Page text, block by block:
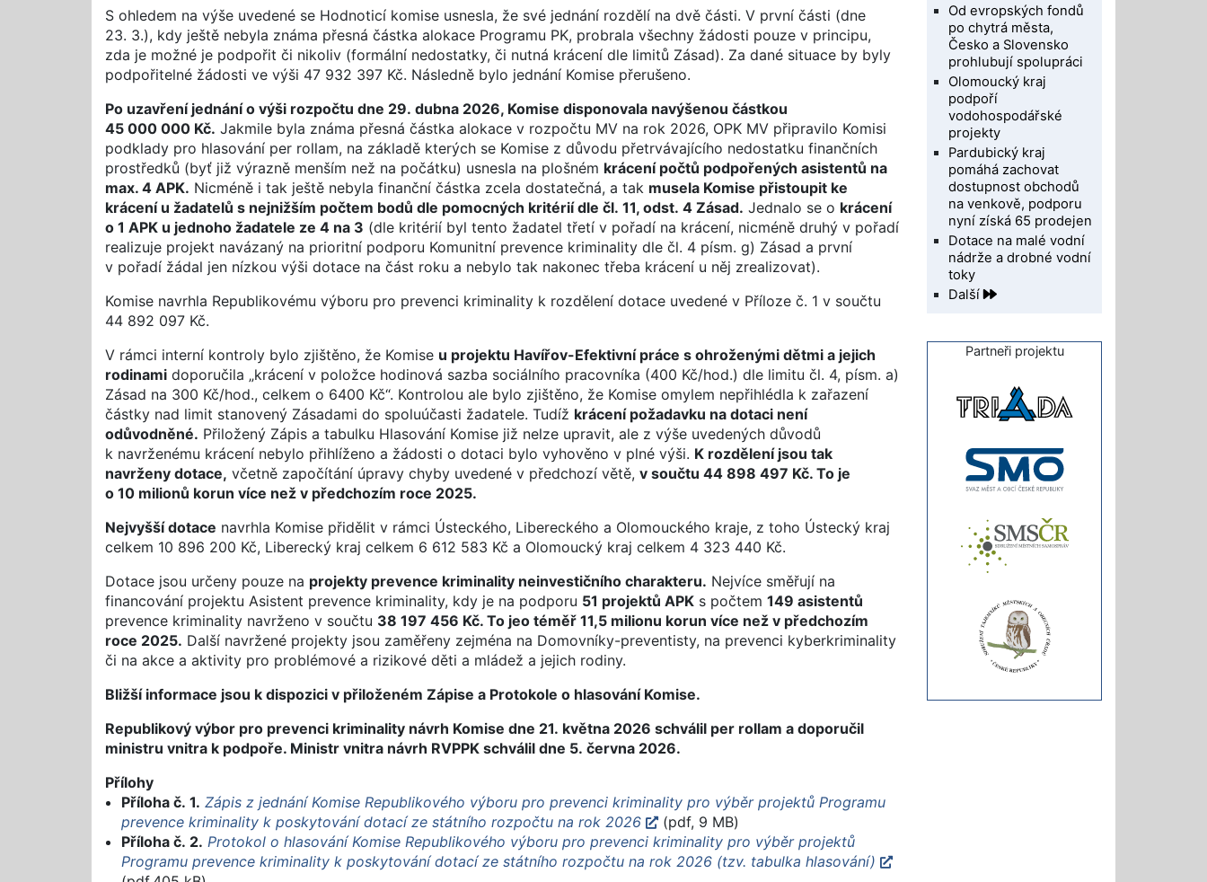
S ohledem na výše uvedené se Hodnoticí komise usnesla, že své jednání rozdělí na dvě části. V první části (dne
23. 3.), kdy ještě nebyla známa přesná částka alokace Programu PK, probrala všechny žádosti pouze v principu,
zda je možné je podpořit či nikoliv (formální nedostatky, či nutná krácení dle limitů Zásad). Za dané situace by byly
podpořitelné žádosti ve výši 47 932 397 Kč. Následně bylo jednání Komise přerušeno.
Po uzavření jednání o výši rozpočtu dne 29. dubna 2026, Komise disponovala navýšenou částkou
45 000 000 Kč. Jakmile byla známa přesná částka alokace v rozpočtu MV na rok 2026, OPK MV připravilo Komisi
podklady pro hlasování per rollam, na základě kterých se Komise z důvodu přetrvávajícího nedostatku finančních
prostředků (byť již výrazně menším než na počátku) usnesla na plošném krácení počtů podpořených asistentů na
max. 4 APK. Nicméně i tak ještě nebyla finanční částka zcela dostatečná, a tak musela Komise přistoupit ke
krácení u žadatelů s nejnižším počtem bodů dle pomocných kritérií dle čl. 11, odst. 4 Zásad. Jednalo se o krácení
o 1 APK u jednoho žadatele ze 4 na 3 (dle kritérií byl tento žadatel třetí v pořadí na krácení, nicméně druhý v pořadí
realizuje projekt navázaný na prioritní podporu Komunitní prevence kriminality dle čl. 4 písm. g) Zásad a první
v pořadí žádal jen nízkou výši dotace na část roku a nebylo tak nakonec třeba krácení u něj zrealizovat).
Komise navrhla Republikovému výboru pro prevenci kriminality k rozdělení dotace uvedené v Příloze č. 1 v součtu
44 892 097 Kč.
V rámci interní kontroly bylo zjištěno, že Komise u projektu Havířov-Efektivní práce s ohroženými dětmi a jejich
rodinami doporučila „krácení v položce hodinová sazba sociálního pracovníka (400 Kč/hod.) dle limitu čl. 4, písm. a)
Zásad na 300 Kč/hod., celkem o 6400 Kč“. Kontrolou ale bylo zjištěno, že Komise omylem nepřihlédla k zařazení
částky nad limit stanovený Zásadami do spoluúčasti žadatele. Tudíž krácení požadavku na dotaci není
odůvodněné. Přiložený Zápis a tabulku Hlasování Komise již nelze upravit, ale z výše uvedených důvodů
k navrženému krácení nebylo přihlíženo a žádosti o dotaci bylo vyhověno v plné výši. K rozdělení jsou tak
navrženy dotace, včetně započítání úpravy chyby uvedené v předchozí větě, v součtu 44 898 497 Kč. To je
o 10 milionů korun více než v předchozím roce 2025.
Nejvyšší dotace navrhla Komise přidělit v rámci Ústeckého, Libereckého a Olomouckého kraje, z toho Ústecký kraj
celkem 10 896 200 Kč, Liberecký kraj celkem 6 612 583 Kč a Olomoucký kraj celkem 4 323 440 Kč.
Dotace jsou určeny pouze na projekty prevence kriminality neinvestičního charakteru. Nejvíce směřují na
financování projektu Asistent prevence kriminality, kdy je na podporu 51 projektů APK s počtem 149 asistentů
prevence kriminality navrženo v součtu 38 197 456 Kč. To jeo téměř 11,5 milionu korun více než v předchozím
roce 2025. Další navržené projekty jsou zaměřeny zejména na Domovníky-preventisty, na prevenci kyberkriminality
či na akce a aktivity pro problémové a rizikové děti a mládež a jejich rodiny.
Bližší informace jsou k dispozici v přiloženém Zápise a Protokole o hlasování Komise.
Republikový výbor pro prevenci kriminality návrh Komise dne 21. května 2026 schválil per rollam a doporučil
ministru vnitra k podpoře. Ministr vnitra návrh RVPPK schválil dne 5. června 2026.
Přílohy
Příloha č. 1. Zápis z jednání Komise Republikového výboru pro prevenci kriminality pro výběr projektů Programu
prevence kriminality k poskytování dotací ze státního rozpočtu na rok 2026
(pdf, 9 MB)
Příloha č. 2. Protokol o hlasování Komise Republikového výboru pro prevenci kriminality pro výběr projektů
Programu prevence kriminality k poskytování dotací ze státního rozpočtu na rok 2026 (tzv. tabulka hlasování)
Od evropských fondů
po chytrá města,
Česko a Slovensko
prohlubují spolupráci
Olomoucký kraj
podpoří
vodohospodářské
projekty
Pardubický kraj
pomáhá zachovat
dostupnost obchodů
na venkově, podporu
nyní získá 65 prodejen
Dotace na malé vodní
nádrže a drobné vodní
toky
Další
Partneři projektu